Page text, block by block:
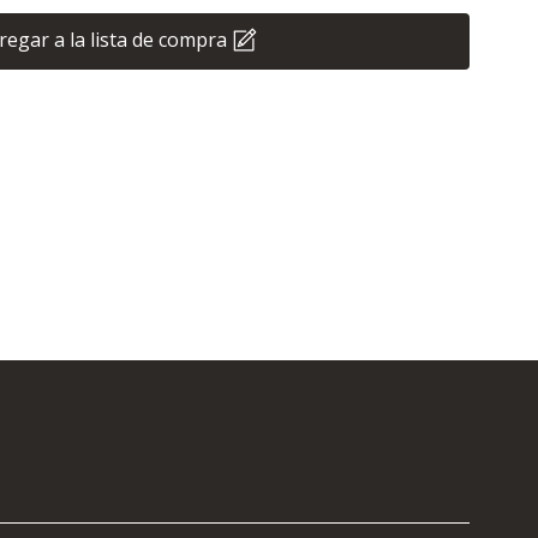
a la lista de compra